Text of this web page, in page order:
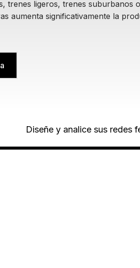
trenes ligeros, trenes suburbanos
aumenta significativamente la
Diseñe y analice sus redes